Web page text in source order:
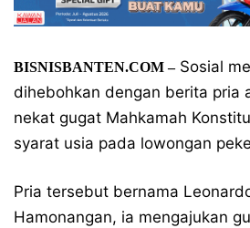
BISNISBANTEN.COM –Sosial
dihebohkan dengan berita pria
nekat gugat Mahkamah
syarat usia pada lowongan
Pria tersebut bernama
Hamonangan, ia mengajukan